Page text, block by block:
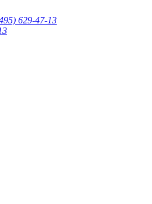
629-47-13